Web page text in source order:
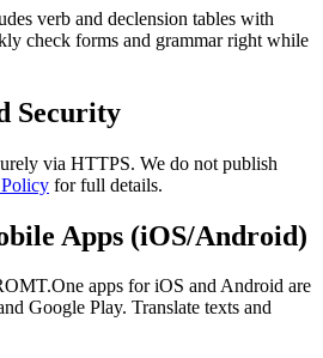
verb and declension tables with
check forms and grammar right while
Security
via HTTPS. We do not publish
for full details.
Apps (iOS/Android)
apps for iOS and Android are
Google Play. Translate texts and